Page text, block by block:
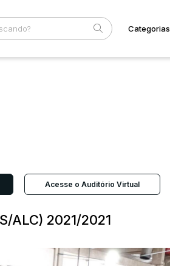
Categorias
Acesse o Auditório Virtual
ALC) 2021/2021